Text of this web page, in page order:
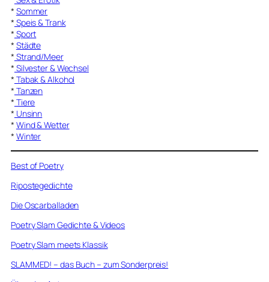
* Sommer
* Speis & Trank
* Sport
* Städte
* Strand/Meer
* Silvester & Wechsel
* Tabak & Alkohol
* Tanzen
* Tiere
* Unsinn
* Wind & Wetter
* Winter
Best of Poetry
Ripostegedichte
Die Oscarballaden
Poetry Slam Gedichte & Videos
Poetry Slam meets Klassik
SLAMMED! – das Buch – zum Sonderpreis!